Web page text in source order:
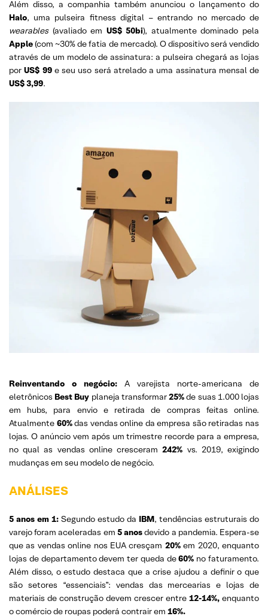
Além disso, a companhia também anunciou o lançamento do
Halo, uma pulseira fitness digital – entrando no mercado de
wearables (avaliado em US$ 50bi), atualmente dominado pela
Apple(com ~30% de fatia de mercado). O dispositivo será vendido
através de um modelo de assinatura: a pulseira chegará as lojas
porUS$ 99e seu uso será atrelado a uma assinatura mensal de
US$ 3,99.
Reinventando o negócio: A varejista norte-americana de
eletrônicos Best Buy planeja transformar25%de suas 1.000 lojas
em hubs, para envio e retirada de compras feitas online.
Atualmente 60%das vendas online da empresa são retiradas nas
lojas. O anúncio vem após um trimestre recorde para a empresa,
no qual as vendas online cresceram242% vs. 2019, exigindo
mudanças em seu modelo de negócio.
ANÁLISES
5 anos em 1: Segundo estudo da IBM, tendências estruturais do
varejo foram aceleradas em 5 anosdevido a pandemia. Espera-se
que as vendas online nos EUA cresçam 20%em 2020, enquanto
lojas de departamento devem ter queda de60% no faturamento.
Além disso, o estudo destaca que a crise ajudou a definir o que
são setores “essenciais”: vendas das mercearias e lojas de
materiais de construção devem crescer entre 12-14%, enquanto
o comércio de roupas poderá contrair em 16%.